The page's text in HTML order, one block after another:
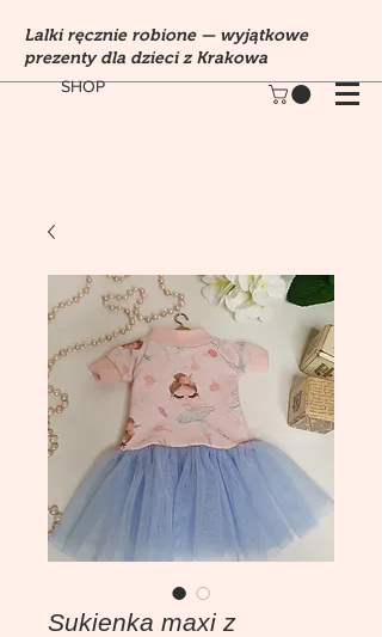
SHOP
Lalki ręcznie robione — wyjątkowe
prezenty dla dzieci z Krakowa
Sukienka maxi z